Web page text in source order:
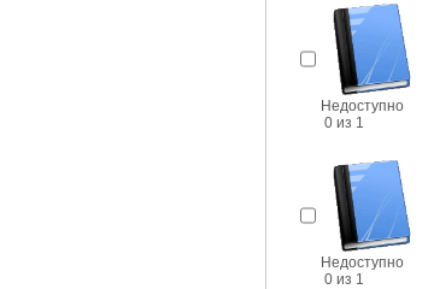
Недоступно
0 из 1
Недоступно
0 из 1